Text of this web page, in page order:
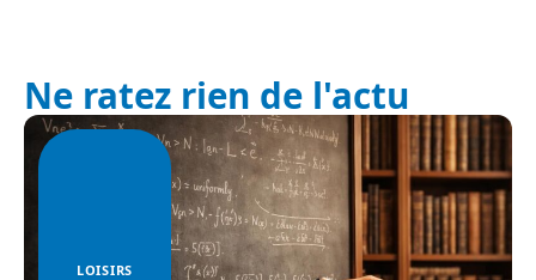
Ne ratez rien de l'actu
LOISIRS